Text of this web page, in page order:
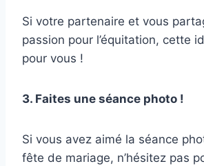
Si votre partenaire et vous
passion pour l’équitation, cette
pour vous !
3. Faites une séance photo !
Si vous avez aimé la séance
fête de mariage, n’hésitez pas